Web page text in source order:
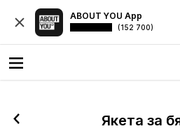
ABOUT YOU App
(152 700)
Якета за